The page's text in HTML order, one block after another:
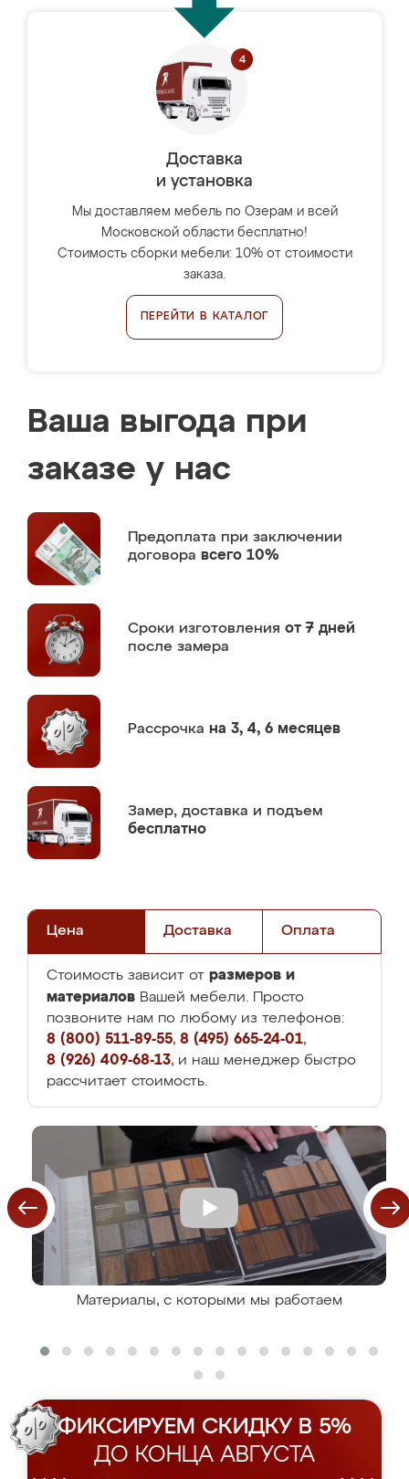
Доставка
и установка
Мы доставляем мебель по Озерам и всей
Московской области бесплатно!
Стоимость сборки мебели: 10% от стоимости
заказа.
ПЕРЕЙТИ В КАТАЛОГ
Ваша выгода при
заказе у нас
Предоплата при заключении
договора всего 10%
Сроки изготовления от 7 дней
после замера
Рассрочка на 3, 4, 6 месяцев
Замер, доставка и подъем
бесплатно
Цена Доставка Оплата
Стоимость зависит от размеров и
материалов Вашей мебели. Просто
позвоните нам по любому из телефонов:
8 (800) 511-89-55, 8 (495) 665-24-01,
8 (926) 409-68-13, и наш менеджер быстро
рассчитает стоимость.
Материалы, с которыми мы работаем
ФИКСИРУЕМ СКИДКУ В 5%
ДО КОНЦА АВГУСТА